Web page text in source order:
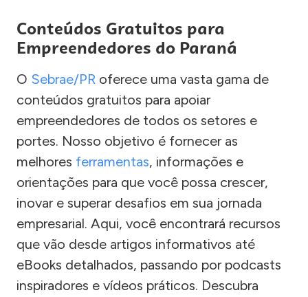
Conteúdos Gratuitos para
Empreendedores do Paraná
O Sebrae/PR oferece uma vasta gama de
conteúdos gratuitos para apoiar
empreendedores de todos os setores e
portes. Nosso objetivo é fornecer as
melhores ferramentas, informações e
orientações para que você possa crescer,
inovar e superar desafios em sua jornada
empresarial. Aqui, você encontrará recursos
que vão desde artigos informativos até
eBooks detalhados, passando por podcasts
inspiradores e vídeos práticos. Descubra